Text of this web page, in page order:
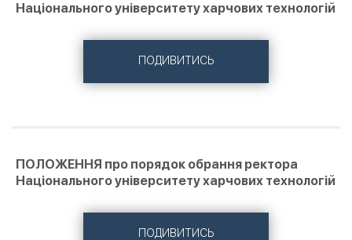
Національного університету харчових технологій
ПОДИВИТИСЬ
ПОЛОЖЕННЯ про порядок обрання ректора
Національного університету харчових технологій
ПОДИВИТИСЬ